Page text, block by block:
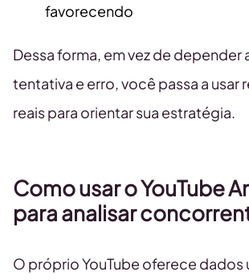
favorecendo
Dessa forma, em vez de depender
tentativa e erro, você passa a usar
reais para orientar sua estratégia.
Como usar o YouTube
para analisar
O próprio YouTube oferece dados